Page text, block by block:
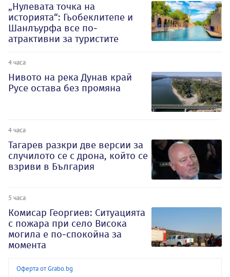
„Нулевата точка на
историята“: Гьобеклитепе и
Шанлъурфа все по-
атрактивни за туристите
4 часа
Нивото на река Дунав край
Русе остава без промяна
4 часа
Тагарев разкри две версии за
случилото се с дрона, който се
взриви в България
5 часа
Комисар Георгиев: Ситуацията
с пожара при село Висока
могила е по-спокойна за
момента
Оферта от Grabo.bg